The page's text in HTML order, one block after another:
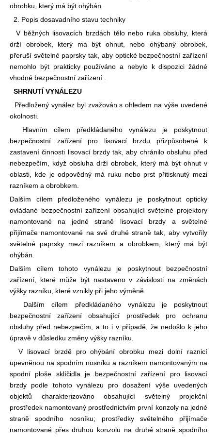
obrobku, který má být ohýbán.
2. Popis dosavadního stavu techniky
V běžných lisovacích brzdách tělo nebo ruka obsluhy, která
drží obrobek, který má být ohnut, nebo ohýbaný obrobek,
přeruší světelné paprsky tak, aby optické bezpečnostní zařízení
nemohlo být prakticky používáno a nebylo k dispozici žádné
vhodné bezpečnostní zařízení .
SHRNUTÍ VYNÁLEZU
Předložený vynález byl zvažován s ohledem na výše uvedené
okolnosti.
Hlavním cílem předkládaného vynálezu je poskytnout
bezpečnostní zařízení pro lisovací brzdu přizpůsobené k
zastavení činnosti lisovací brzdy tak, aby chránilo obsluhu před
nebezpečím, když obsluha drží obrobek, který má být ohnut v
oblasti, kde je odpovědný má ruku nebo prst přitisknutý mezi
razníkem a obrobkem.
Dalším cílem předloženého vynálezu je poskytnout opticky
ovládané bezpečnostní zařízení obsahující světelné projektory
namontované na jedné straně lisovací brzdy a světelné
přijímače namontované na své druhé straně tak, aby vytvořily
světelné paprsky mezi razníkem a obrobkem, který má být
ohýbán.
Dalším cílem tohoto vynálezu je poskytnout bezpečnostní
zařízení, které může být nastaveno v závislosti na změnách
výšky razníku, které vznikly při jeho výměně.
Dalším cílem předkládaného vynálezu je poskytnout
bezpečnostní zařízení obsahující prostředek pro ochranu
obsluhy před nebezpečím, a to i v případě, že nedošlo k jeho
úpravě v důsledku změny výšky razníku.
V lisovací brzdě pro ohýbání obrobku mezi dolní raznicí
upevněnou na spodním nosníku a razníkem namontovaným na
spodní ploše sklíčidla je bezpečnostní zařízení pro lisovací
brzdy podle tohoto vynálezu pro dosažení výše uvedených
objektů charakterizováno obsahující světelný projekční
prostředek namontovaný prostřednictvím první konzoly na jedné
straně spodního nosníku; prostředky světelného přijímače
namontované přes druhou konzolu na druhé straně spodního